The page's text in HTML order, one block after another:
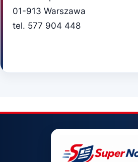
01-913 Warszawa
tel. 577 904 448